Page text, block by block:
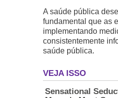
A saúde pública
fundamental que as
implementando
consistentemente
saúde pública.